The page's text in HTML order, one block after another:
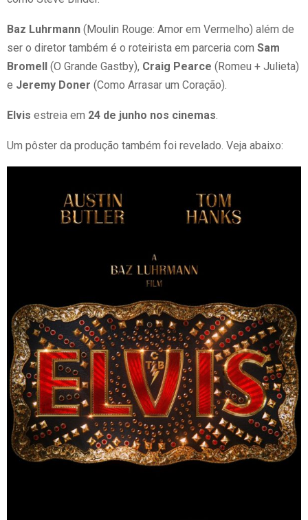
Baz Luhrmann (Moulin Rouge: Amor em Vermelho) além de
ser o diretor também é o roteirista em parceria com Sam
Bromell
(O Grande Gastby), Craig Pearce (Romeu + Julieta)
e Jeremy Doner (Como Arrasar um Coração).
Elvis estreia em 24 de junho nos cinemas.
Um pôster da produção também foi revelado. Veja abaixo: